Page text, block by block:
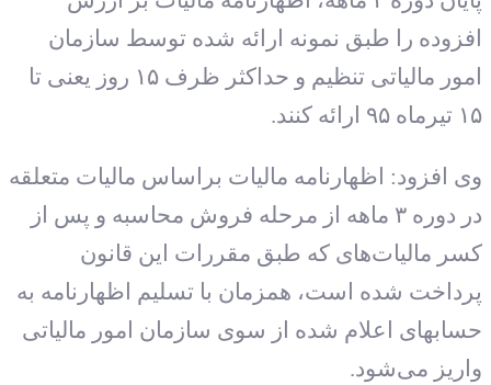
افزوده را طبق نمونه ارائه شده توسط سازمان
امور مالیاتی تنظیم و حداکثر ظرف ۱۵ روز یعنی تا
۱۵ تیرماه ۹۵ ارائه کنند.
وی افزود: اظهارنامه مالیات براساس مالیات متعلقه
در دوره ۳ ماهه از مرحله فروش محاسبه و پس از
کسر مالیات‌های که طبق مقررات این قانون
پرداخت شده است، همزمان با تسلیم اظهارنامه به
حسابهای اعلام شده از سوی سازمان امور مالیاتی
واریز می‌شود.